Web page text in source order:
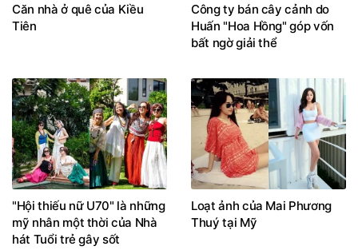
Căn nhà ở quê của Kiều
Tiên
Công ty bán cây cảnh do
Huấn "Hoa Hồng" góp vốn
bất ngờ giải thể
"Hội thiếu nữ U70" là những
mỹ nhân một thời của Nhà
hát Tuổi trẻ gây sốt
Loạt ảnh của Mai Phương
Thuý tại Mỹ